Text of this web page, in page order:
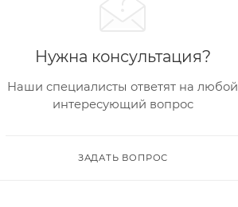
Нужна консультация?
Наши специалисты ответят на любой
интересующий вопрос
ЗАДАТЬ ВОПРОС